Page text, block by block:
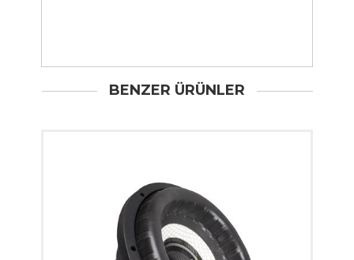
BENZER ÜRÜNLER